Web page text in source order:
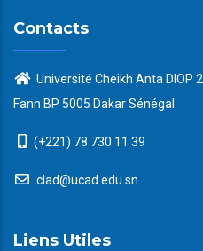
Contacts
Université Cheikh Anta DIOP
Fann BP 5005 Dakar Sénégal
(+221) 78 730 11 39
clad@ucad.edu.sn
Liens Utiles